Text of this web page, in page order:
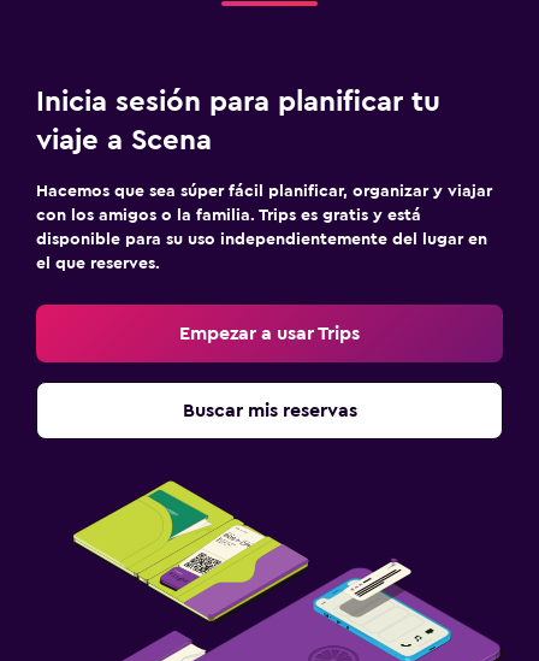
Inicia sesión para planificar tu
viaje a Scena
Hacemos que sea súper fácil planificar, organizar y viajar
con los amigos o la familia. Trips es gratis y está
disponible para su uso independientemente del lugar en
el que reserves.
Empezar a usar Trips
Buscar mis reservas